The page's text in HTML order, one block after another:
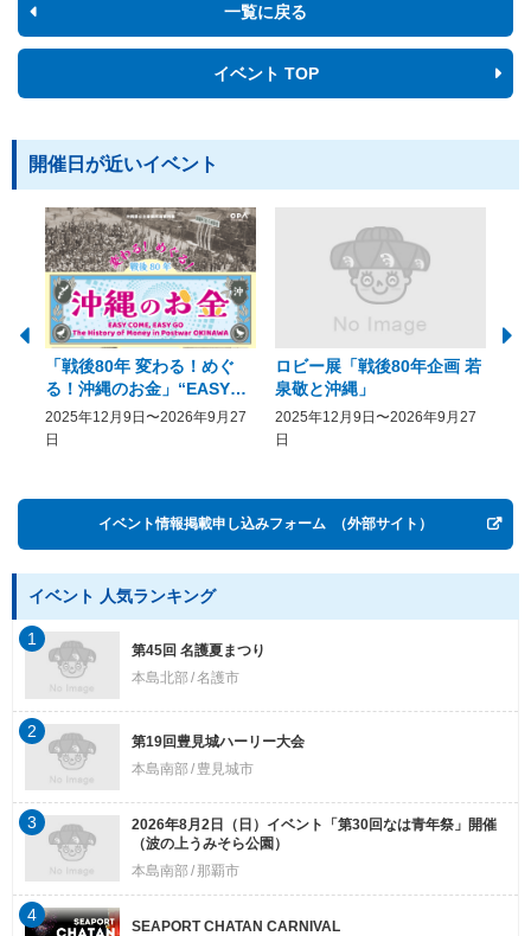
一覧に戻る
イベント TOP
開催日が近いイベント
「戦後80年 変わる！めぐ
る！沖縄のお金」“EASY
COME, EASY GO － The
History of Money in
2025年12月9日〜2026年9月27
日
ロビー展「戦後80年企画 若
泉敬と沖縄」
2025年12月9日〜2026年9月27
日
イベント情報掲載申し込みフォーム （外部サイト）
イベント 人気ランキング
第45回 名護夏まつり
本島北部 名護市
1
第19回豊見城ハーリー大会
本島南部
豊見城市
2
2026年8月2日（日）イベント「第30回なは青年祭」開催
（波の上うみそら公園）
本島南部
那覇市
3
SEAPORT CHATAN CARNIVAL
4